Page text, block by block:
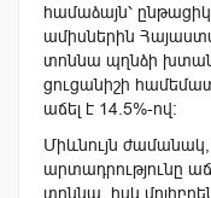
համաձայն՝
ամիսներին
տոննա պղնձի
ցուցանիշի
աճել է 14.5%-ով։
Միևնույն
արտադրությունը
տոննա, իսկ